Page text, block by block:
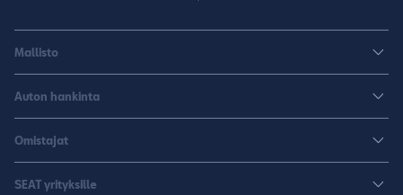
Mallisto
Leon
Leon Sportstourer
Sähköautot
Auton hankinta
Autoja nopeaan toimitukseen
K-Auto SEAT
Omistajat
SEAT yrityksille